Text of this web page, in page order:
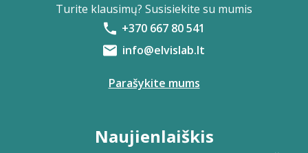
Turite klausimų? Susisiekite su mumis
+370 667 80 541
info@elvislab.lt
Parašykite mums
Naujienlaiškis